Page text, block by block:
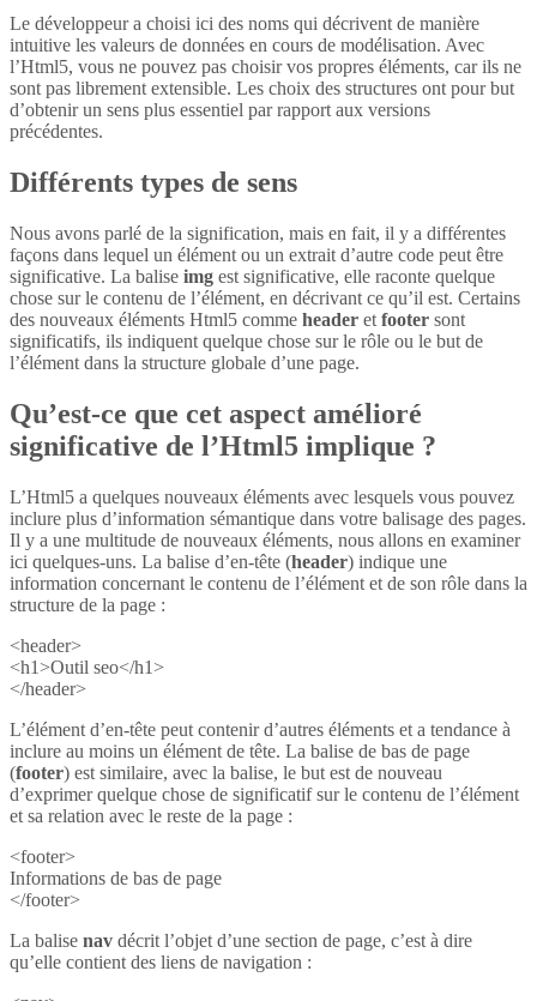
Le développeur a choisi ici des noms qui décrivent de manière
intuitive les valeurs de données en cours de modélisation. Avec
l’Html5, vous ne pouvez pas choisir vos propres éléments, car ils ne
sont pas librement extensible. Les choix des structures ont pour but
d’obtenir un sens plus essentiel par rapport aux versions
précédentes.
Différents types de sens
Nous avons parlé de la signification, mais en fait, il y a différentes
façons dans lequel un élément ou un extrait d’autre code peut être
significative. La balise img est significative, elle raconte quelque
chose sur le contenu de l’élément, en décrivant ce qu’il est. Certains
des nouveaux éléments Html5 comme header et footer sont
significatifs, ils indiquent quelque chose sur le rôle ou le but de
l’élément dans la structure globale d’une page.
Qu’est-ce que cet aspect amélioré
significative de l’Html5 implique ?
L’Html5 a quelques nouveaux éléments avec lesquels vous pouvez
inclure plus d’information sémantique dans votre balisage des pages.
Il y a une multitude de nouveaux éléments, nous allons en examiner
ici quelques-uns. La balise d’en-tête (header) indique une
information concernant le contenu de l’élément et de son rôle dans la
structure de la page :
<header>
<h1>Outil seo</h1>
</header>
L’élément d’en-tête peut contenir d’autres éléments et a tendance à
inclure au moins un élément de tête. La balise de bas de page
(footer) est similaire, avec la balise, le but est de nouveau
d’exprimer quelque chose de significatif sur le contenu de l’élément
et sa relation avec le reste de la page :
<footer>
Informations de bas de page
</footer>
La balise nav décrit l’objet d’une section de page, c’est à dire
qu’elle contient des liens de navigation :